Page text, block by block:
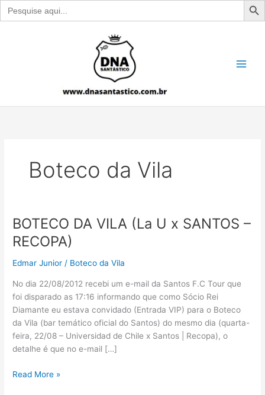
Search
for:
Boteco da Vila
BOTECO DA VILA (La U x SANTOS –
RECOPA)
Edmar Junior/ Boteco da Vila
No dia 22/08/2012 recebi um e-mail da Santos F.C Tour que
foi disparado as 17:16 informando que como Sócio Rei
Diamante eu estava convidado (Entrada VIP) para o Boteco
da Vila (bar temático oficial do Santos) do mesmo dia (quarta-
feira, 22/08 – Universidad de Chile x Santos | Recopa), o
detalhe é que no e-mail […]
BOTECO
Read More »